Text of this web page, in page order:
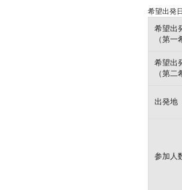
希望出発
希望出
（第一
希望出
（第二
出発地
参加人